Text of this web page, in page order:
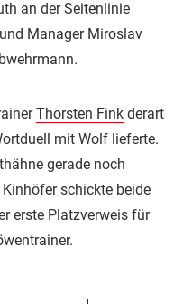
an der Seitenlinie
Manager Miroslav
Thorsten Fink derart
mit Wolf lieferte.
gerade noch
schickte beide
erste Platzverweis für